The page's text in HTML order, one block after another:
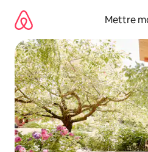
directement
contenu
Mettre